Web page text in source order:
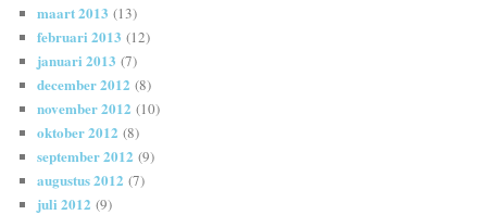
maart 2013 (13)
februari 2013 (12)
januari 2013 (7)
december 2012 (8)
november 2012 (10)
oktober 2012 (8)
september 2012 (9)
augustus 2012 (7)
juli 2012 (9)